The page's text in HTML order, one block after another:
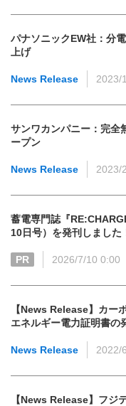
パナソニックEW社：分
上げ
News Release 2023/
サンワカンパニー：完全
ープン
News Release 2023/
蓄電専門誌『
10日号）を発刊しました
PR 2026/7/10 0:00
【News Release】カ
エネルギー電力証明書の
News Release 2022/
【News Release】フジ